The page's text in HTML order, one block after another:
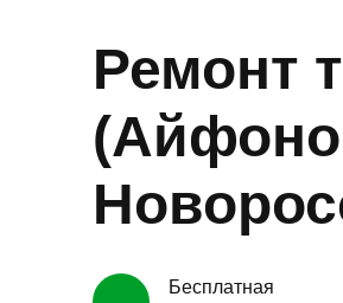
Ремонт
Бесплатная